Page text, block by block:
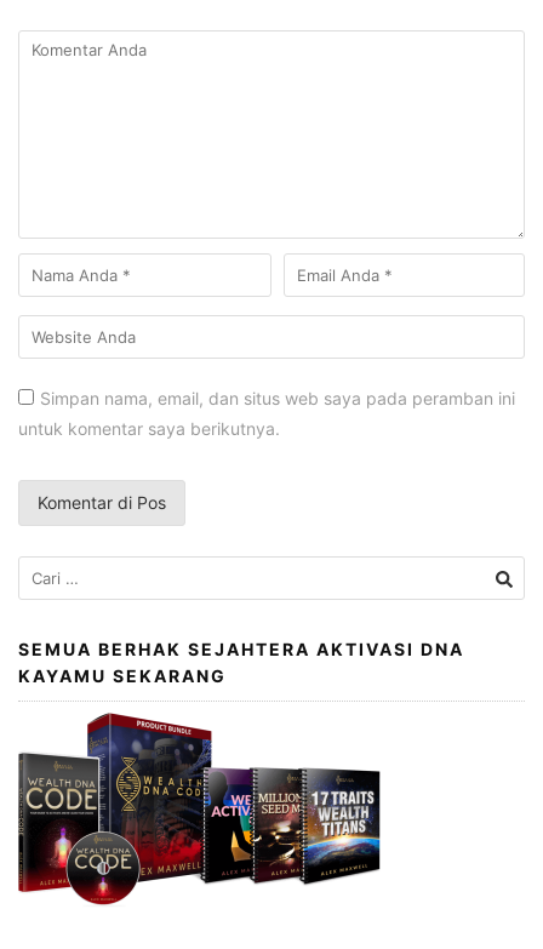
Simpan nama, email, dan situs web saya pada peramban ini
untuk komentar saya berikutnya.
Cari
untuk:
SEMUA BERHAK SEJAHTERA AKTIVASI DNA
KAYAMU SEKARANG